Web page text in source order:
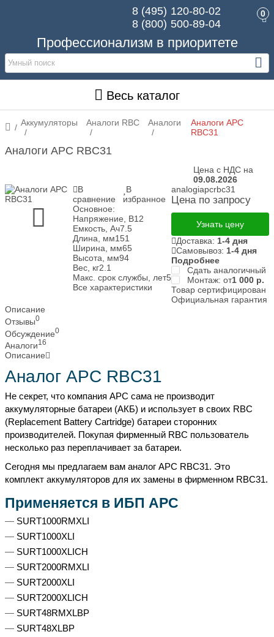
Профессионализм в приоритете
8 (495) 120-80-02
8 (800) 500-89-04
0
Весь каталог
Аккумуляторы Аналоги RBC Аналоги
Аналоги APC
RBC31
Аналоги APC RBC31
Цена с НДС на
09.08.2026
В
сравнение
В
избранное
Основное:
Напряжение, В12
Емкость, Ач7.5
Длина, мм151
Ширина, мм65
Высота, мм94
Вес, кг2.1
Макс. срок службы, лет5
Все характеристики
analogiapcrbc31
Цена по запросу
Узнать цену
Доставка: 1-4 дня
Самовывоз: 1-4 дня
Подробнее
Сдать аналогичный
Монтаж: от1 000 р.
Товар сертифицирован
Официальная гарантия
Описание
Отзывы0
Обсуждение0
Аналоги16
Описание
Аналог APC RBC31
Не секрет, что компания APC сама не производит
аккумуляторные батареи (АКБ) и использует в своих RBC
(Replacement Battery Cartridge) батареи сторонних
производителей. Покупая фирменный RBC пользователь
несколько раз переплачивает за батареи.
Сегодня мы предлагаем вам аналог APC RBC31. Это
комплект аккумуляторов для их замены в фирменном RBC31.
Применяется в ИБП APC
SURT1000RMXLI
SURT1000XLI
SURT1000XLICH
SURT2000RMXLI
SURT2000XLI
SURT2000XLICH
SURT48RMXLBP
SURT48XLBP